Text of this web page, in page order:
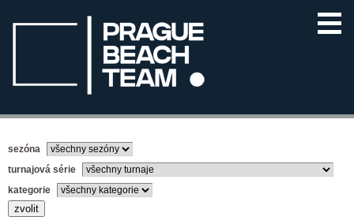
sezóna
turnajová série
kategorie